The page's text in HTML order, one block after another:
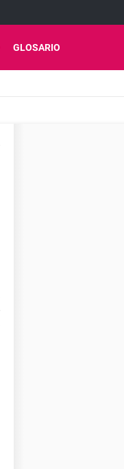
GLOSARIO